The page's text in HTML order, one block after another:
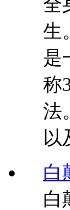
生
是
称
法
以
白
白